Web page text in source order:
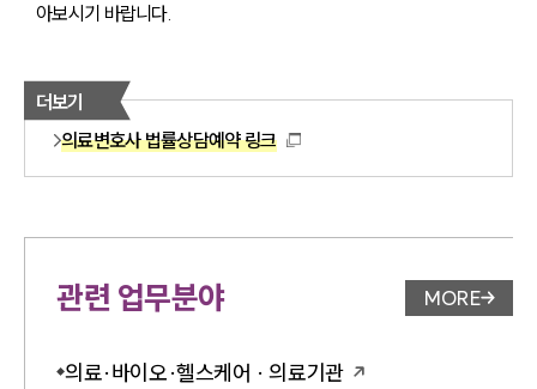
아보시기 바랍니다.
더보기
의료변호사 법률상담예약 링크
관련 업무분야 업무분야
MORE
의료·바이오·헬스케어 · 의료기관